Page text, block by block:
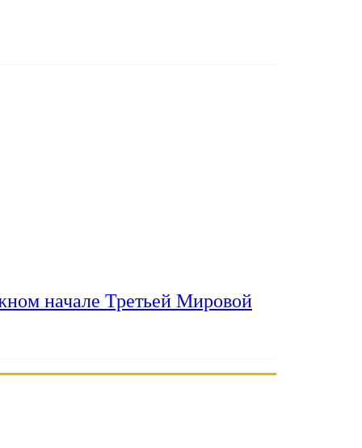
начале Третьей Мировой